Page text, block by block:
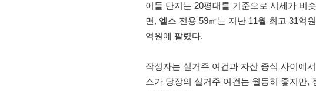
이들 단지는 20평대를 기준으로 시세가 비
면, 엘스 전용 59㎡는 지난 11월 최고 31억
억원에 팔렸다.
작성자는 실거주 여건과 자산 증식 사이에
스가 당장의 실거주 여건는 월등히 좋지만,